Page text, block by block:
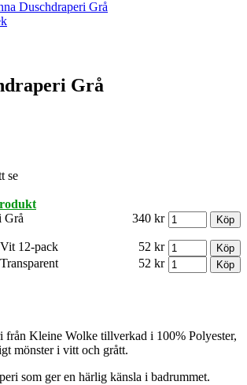
Grå
se
Grå
340 kr
12-pack
52 kr
52 kr
från Kleine Wolke tillverkad i 100% Polyester,
mönster i vitt och grått.
som ger en härlig känsla i badrummet.